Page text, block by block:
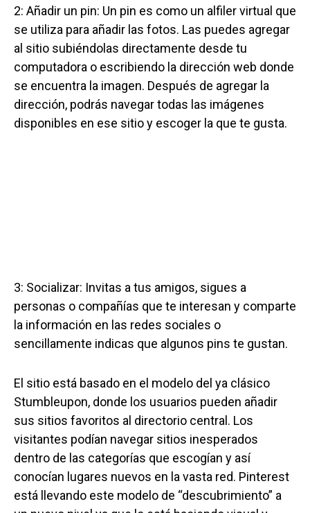
2: Añadir un pin: Un pin es como un alfiler virtual que
se utiliza para añadir las fotos. Las puedes agregar
al sitio subiéndolas directamente desde tu
computadora o escribiendo la dirección web donde
se encuentra la imagen. Después de agregar la
dirección, podrás navegar todas las imágenes
disponibles en ese sitio y escoger la que te gusta.
3: Socializar: Invitas a tus amigos, sigues a
personas o compañías que te interesan y comparte
la información en las redes sociales o
sencillamente indicas que algunos pins te gustan.
El sitio está basado en el modelo del ya clásico
Stumbleupon, donde los usuarios pueden añadir
sus sitios favoritos al directorio central. Los
visitantes podían navegar sitios inesperados
dentro de las categorías que escogían y así
conocían lugares nuevos en la vasta red. Pinterest
está llevando este modelo de “descubrimiento” a